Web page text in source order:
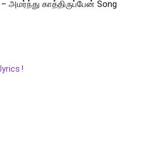
அமர்ந்து காத்திருப்பேன் Song
!